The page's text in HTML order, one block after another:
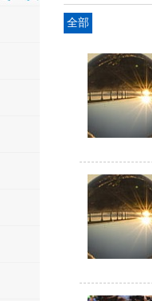
全部